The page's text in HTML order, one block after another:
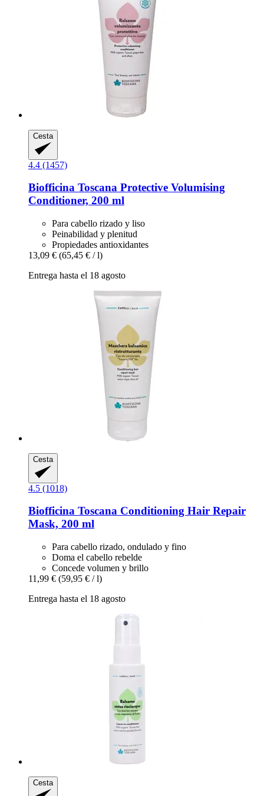
Cesta
4.4 (1457)
Biofficina Toscana Protective Volumising
Conditioner, 200 ml
Para cabello rizado y liso
Peinabilidad y plenitud
Propiedades antioxidantes
13,09 € (65,45 € / l)
Entrega hasta el 18 agosto
Cesta
4.5 (1018)
Biofficina Toscana Conditioning Hair Repair
Mask, 200 ml
Para cabello rizado, ondulado y fino
Doma el cabello rebelde
Concede volumen y brillo
11,99 € (59,95 € / l)
Entrega hasta el 18 agosto
Cesta